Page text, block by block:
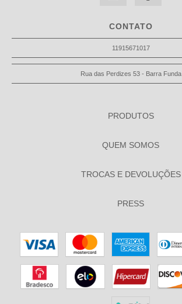
CONTATO
11915671017
Rua das Perdizes 53 - Barra Funda
PRODUTOS
QUEM SOMOS
TROCAS E DEVOLUÇÕES
PRESS